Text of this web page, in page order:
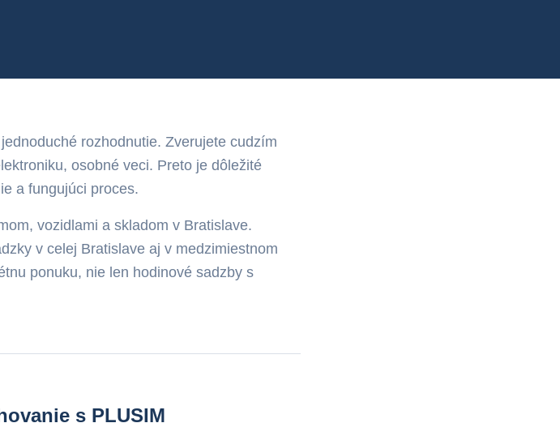
rozhodnutie. Zverujete cudzím
osobné veci. Preto je dôležité
a fungujúci proces.
vozidlami a skladom v Bratislave.
v celej Bratislave aj v medzimiestnom
ponuku, nie len hodinové sadzby s
s PLUSIM